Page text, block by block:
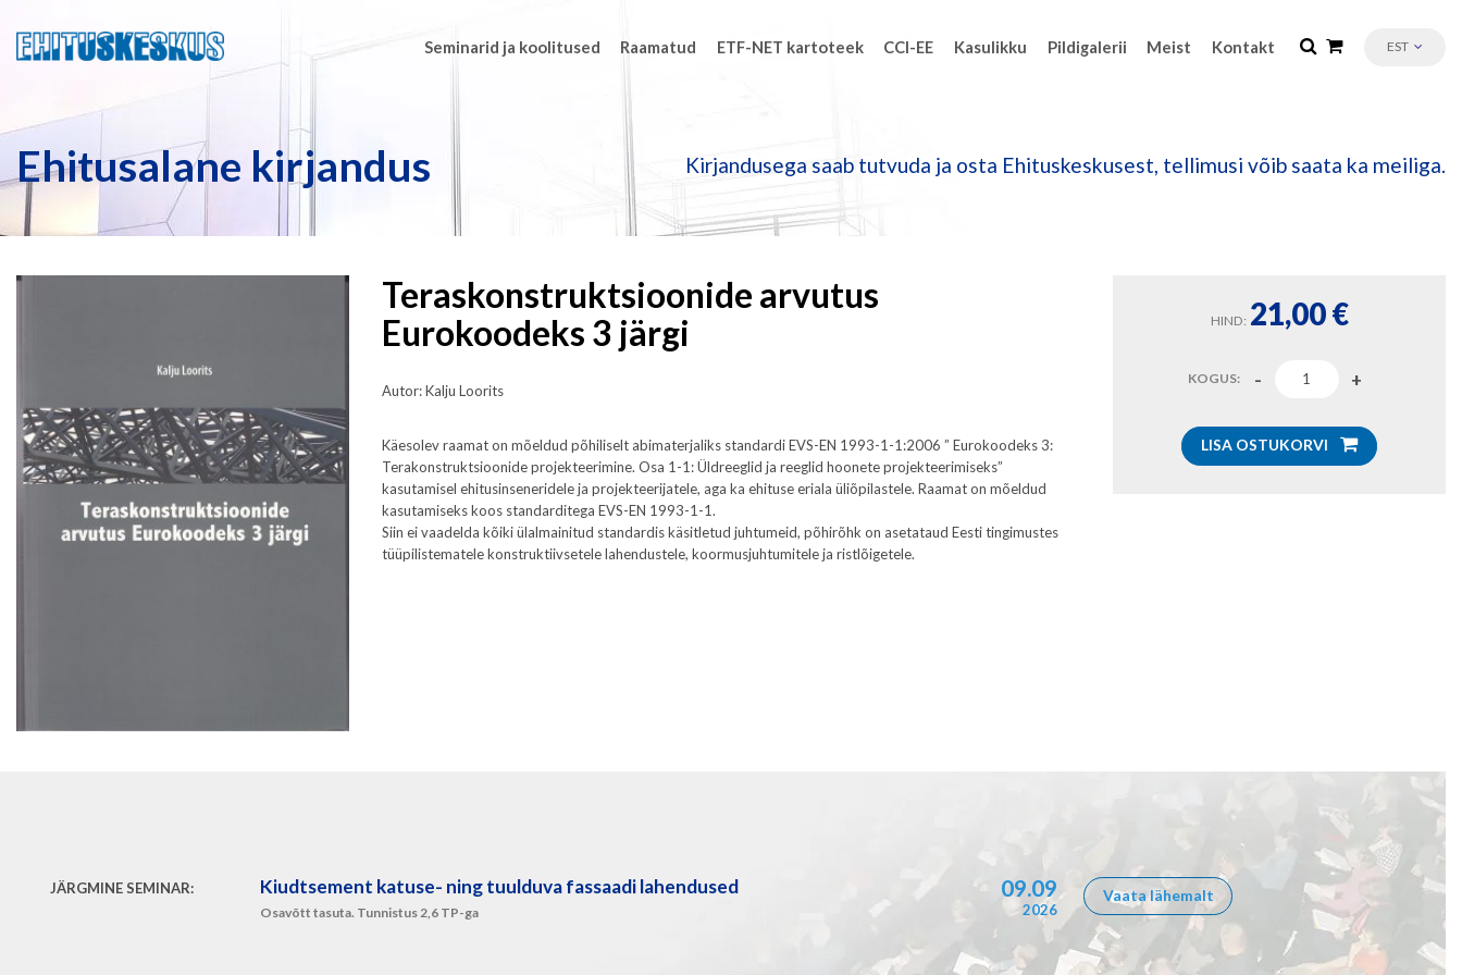
Seminarid ja koolitused Raamatud ETF-NET kartoteek CCI-EE Kasulikku Pildigalerii Meist Kontakt EST
Ehitusalane kirjandus Kirjandusega saab tutvuda ja osta Ehituskeskusest, tellimusi võib saata ka meiliga.
Teraskonstruktsioonide arvutus
Eurokoodeks 3 järgi
Autor: Kalju Loorits
Käesolev raamat on mõeldud põhiliselt abimaterjaliks standardi EVS-EN 1993-1-1:2006 ” Eurokoodeks 3:
Terakonstruktsioonide projekteerimine. Osa 1-1: Üldreeglid ja reeglid hoonete projekteerimiseks”
kasutamisel ehitusinseneridele ja projekteerijatele, aga ka ehituse eriala üliõpilastele. Raamat on mõeldud
kasutamiseks koos standarditega EVS-EN 1993-1-1.
Siin ei vaadelda kõiki ülalmainitud standardis käsitletud juhtumeid, põhirõhk on asetataud Eesti tingimustes
tüüpilistematele konstruktiivsetele lahendustele, koormusjuhtumitele ja ristlõigetele.
HIND: 21,00€
KOGUS:
LISA OSTUKORVI
JÄRGMINE SEMINAR: Kiudtsement katuse- ning tuulduva fassaadi lahendused
Osavõtt tasuta. Tunnistus 2,6 TP-ga
09.09
2026
Vaata lähemalt